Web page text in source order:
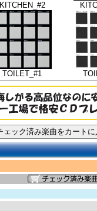
KITCHEN_#2
TOILET_#1